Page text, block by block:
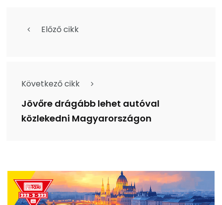
Előző cikk
Következő cikk
Jövőre drágább lehet autóval
közlekedni Magyarországon